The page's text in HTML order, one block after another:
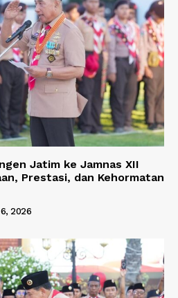
Jatim ke Jamnas XII
Prestasi, dan Kehormatan
2026